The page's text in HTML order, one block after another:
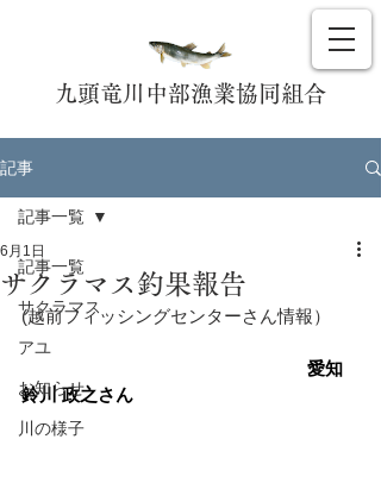
九頭竜川中部漁業協同組合
記事
記事一覧
サクラマス
アユ
お知らせ
川の様子
記事一覧
サクラマス釣果報告
6月1日
(越前フィッシングセンターさん情報）
愛知
鈴川 政之さん